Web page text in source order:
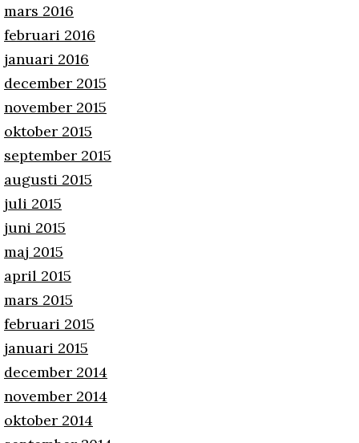
mars 2016
februari 2016
januari 2016
december 2015
november 2015
oktober 2015
september 2015
augusti 2015
juli 2015
juni 2015
maj 2015
april 2015
mars 2015
februari 2015
januari 2015
december 2014
november 2014
oktober 2014